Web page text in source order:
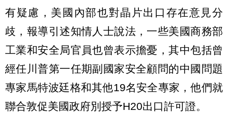
有疑慮，美國內部也對晶片出口存在意見分
歧，報導引述知情人士說法，一些美國商務部
工業和安全局官員也曾表示擔憂，其中包括曾
經任川普第一任期副國家安全顧問的中國問題
專家馬特波廷格和其他19名安全專家，他們就
聯合敦促美國政府別授予H20出口許可證。